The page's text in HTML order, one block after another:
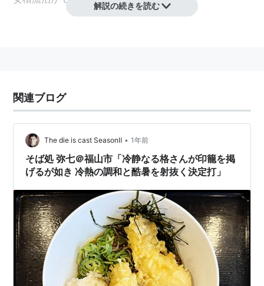
解説の続きを読む
関連ブログ
The die is cast SeasonⅡ • 1年前
そば処 弥七＠福山市「冷静なる格さんが印籠を掲
げるが如き 冷熱の調和と酷暑を射抜く決定打」